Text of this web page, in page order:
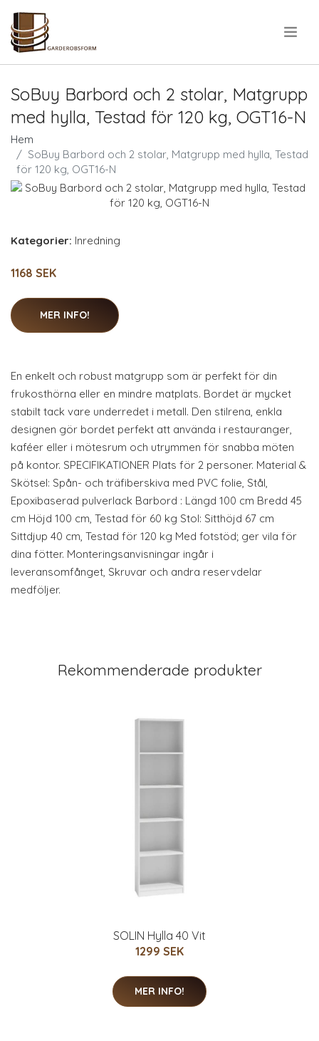
SoBuy Barbord och 2 stolar, Matgrupp
med hylla, Testad för 120 kg, OGT16-N
Hem
SoBuy Barbord och 2 stolar, Matgrupp med hylla, Testad
för 120 kg, OGT16-N
Kategorier: Inredning
1168 SEK
MER INFO!
En enkelt och robust matgrupp som är perfekt för din
frukosthörna eller en mindre matplats. Bordet är mycket
stabilt tack vare underredet i metall. Den stilrena, enkla
designen gör bordet perfekt att använda i restauranger,
kaféer eller i mötesrum och utrymmen för snabba möten
på kontor. SPECIFIKATIONER Plats för 2 personer. Material &
Skötsel: Spån- och träfiberskiva med PVC folie, Stål,
Epoxibaserad pulverlack Barbord : Längd 100 cm Bredd 45
cm Höjd 100 cm, Testad för 60 kg Stol: Sitthöjd 67 cm
Sittdjup 40 cm, Testad för 120 kg Med fotstöd; ger vila för
dina fötter. Monteringsanvisningar ingår i
leveransomfånget, Skruvar och andra reservdelar
medföljer.
Rekommenderade produkter
SOLIN Hylla 40 Vit
1299 SEK
MER INFO!